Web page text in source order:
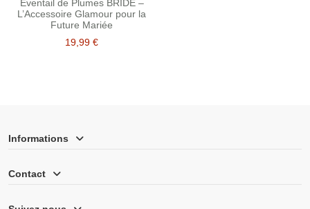
Éventail de Plumes BRIDE –
L’Accessoire Glamour pour la
Future Mariée
19,99 €
Informations
Contact